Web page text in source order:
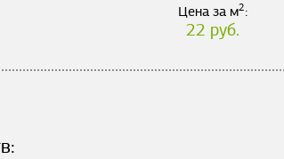
Цена за м2:
22 руб.